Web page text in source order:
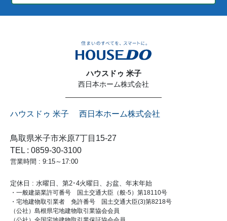
ハウスドゥ 米子
西日本ホーム株式会社
ハウスドゥ 米子 西日本ホーム株式会社
鳥取県米子市米原7丁目15-27
TEL : 0859-30-3100
営業時間 : 9:15～17:00
定休日 : 水曜日、第2･4火曜日、お盆、年末年始
・一般建築業許可番号 国土交通大臣（般-5）第18110号
・宅地建物取引業者 免許番号 国土交通大臣(3)第8218号
（公社）島根県宅地建物取引業協会会員